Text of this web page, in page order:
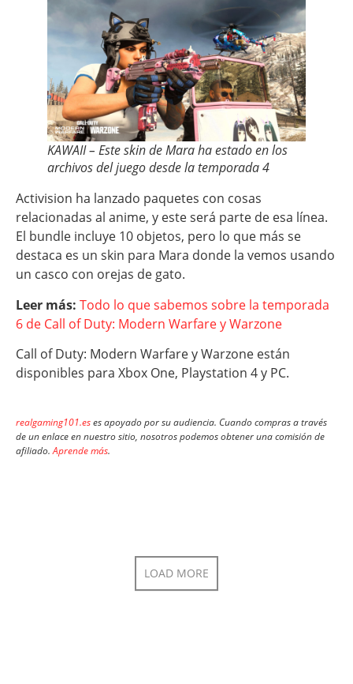
KAWAII – Este skin de Mara ha estado en los
archivos del juego desde la temporada 4
Activision ha lanzado paquetes con cosas
relacionadas al anime, y este será parte de esa línea.
El bundle incluye 10 objetos, pero lo que más se
destaca es un skin para Mara donde la vemos usando
un casco con orejas de gato.
Leer más: Todo lo que sabemos sobre la temporada
6 de Call of Duty: Modern Warfare y Warzone
Call of Duty: Modern Warfare y Warzone están
disponibles para Xbox One, Playstation 4 y PC.
realgaming101.eses apoyado por su audiencia. Cuando compras a través
de un enlace en nuestro sitio, nosotros podemos obtener una comisión de
afiliado.Aprende más.
LOAD MORE